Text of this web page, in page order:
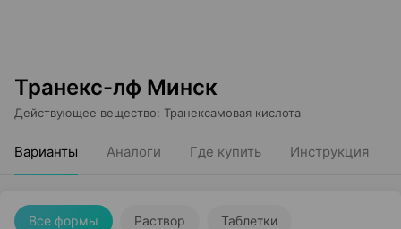
Транекс-лф Минск
Действующее вещество: Транексамовая кислота
Варианты Аналоги Где купить Инструкция
Все формы Раствор Таблетки